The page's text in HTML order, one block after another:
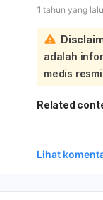
gula darah
yang pada
dan gatal:
Selain itu,
oleh faktor
untuk dicatat
berkaitan
pastikan
dengan
metformin,
1 tahun yang lalu
adalah
medis
Related
Lihat